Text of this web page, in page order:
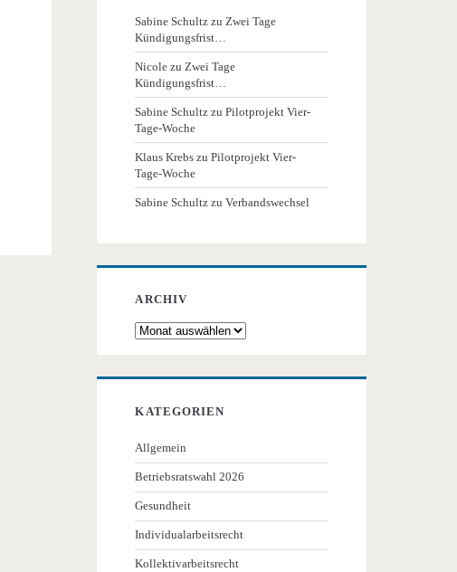
Sabine Schultz zu Zwei Tage
Kündigungsfrist…
Nicole zu Zwei Tage
Kündigungsfrist…
Sabine Schultz zuPilotprojekt Vier-
Tage-Woche
Klaus Krebs zuPilotprojekt Vier-
Tage-Woche
Sabine Schultz zuVerbandswechsel
ARCHIV
Archiv
KATEGORIEN
Allgemein
Betriebsratswahl 2026
Gesundheit
Individualarbeitsrecht
Kollektivarbeitsrecht